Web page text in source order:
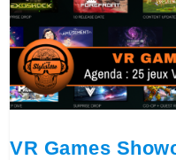
VR Games